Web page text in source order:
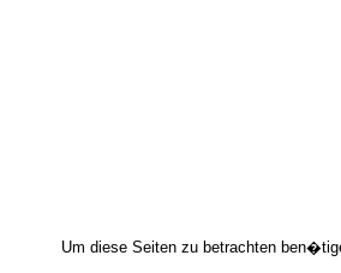
Um diese Seiten zu betrachten